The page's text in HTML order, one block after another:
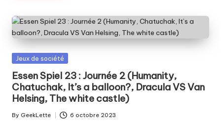
Posted
Jeux de société
Essen Spiel 23 : Journée 2 (Humanity,
Chatuchak, It’s a balloon?, Dracula VS Van
Helsing, The white castle)
Posted
By GeekLette 6 octobre 2023